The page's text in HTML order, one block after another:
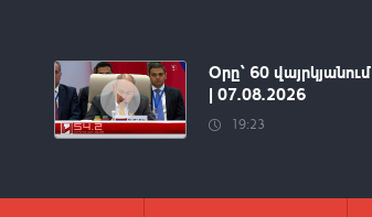
Օրը՝ 60 վայրկյանում
| 07.08.2026
19:23